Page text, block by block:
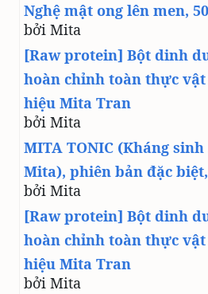
Nghệ mật ong lên men,
bởi Mita
[Raw protein] Bột dinh
hoàn chỉnh toàn thực
hiệu Mita Tran
bởi Mita
MITA TONIC (Kháng
Mita), phiên bản đặc
bởi Mita
[Raw protein] Bột dinh
hoàn chỉnh toàn thực
hiệu Mita Tran
bởi Mita